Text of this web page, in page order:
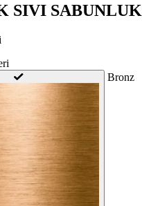
SIVI SABUNLUK
Bronz